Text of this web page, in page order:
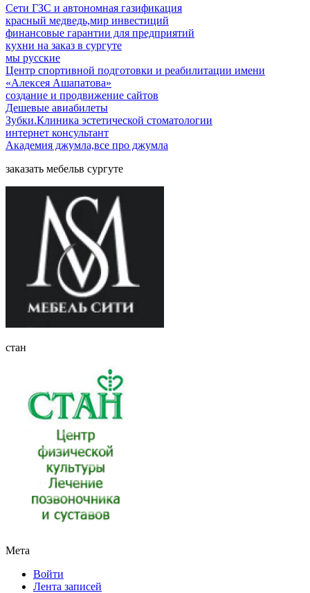
Сети ГЗС и автономная газификация
красный медведь,мир инвестиций
финансовые гарантии для предприятий
кухни на заказ в сургуте
мы русские
Центр спортивной подготовки и реабилитации имени
«Алексея Ашапатова»
создание и продвижение сайтов
Дешевые авиабилеты
Зубки.Клиника эстетической стоматологии
интернет консультант
Академия джумла,все про джумла
заказать мебельв сургуте
стан
Мета
Войти
Лента записей